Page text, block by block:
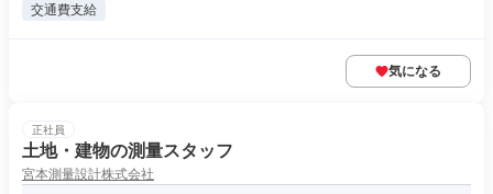
交通費支給
気になる
正社員
土地・建物の測量スタッフ
宮本測量設計株式会社